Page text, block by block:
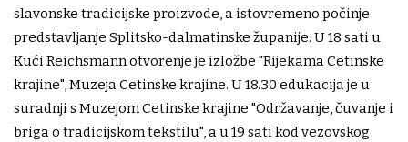
slavonske tradicijske proizvode, a istovremeno počinje
predstavljanje Splitsko-dalmatinske županije. U 18 sati u
Kući Reichsmann otvorenje je izložbe "Rijekama Cetinske
krajine", Muzeja Cetinske krajine. U 18.30 edukacija je u
suradnji s Muzejom Cetinske krajine "Održavanje, čuvanje i
briga o tradicijskom tekstilu", a u 19 sati kod vezovskog